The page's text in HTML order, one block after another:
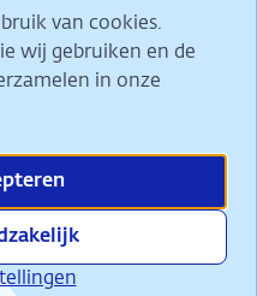
van cookies.
wij gebruiken en de
in onze
stabiliteit en
welvaart in